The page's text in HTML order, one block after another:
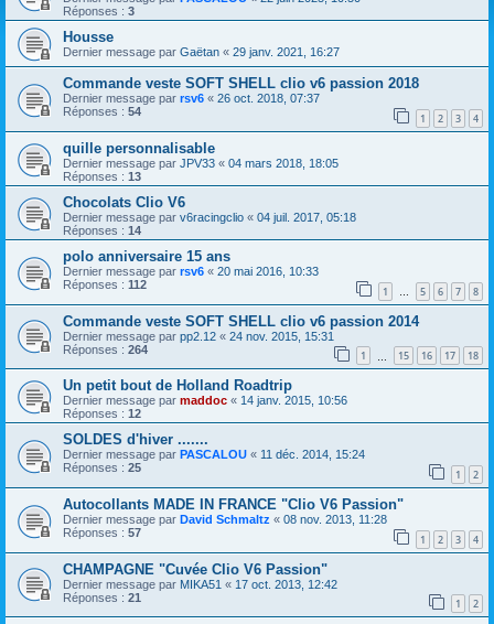
Réponses : 3
Housse
Dernier message par Gaëtan « 29 janv. 2021, 16:27
Commande veste SOFT SHELL clio v6 passion 2018
Dernier message par rsv6 « 26 oct. 2018, 07:37
Réponses : 54 1 2 3 4
quille personnalisable
Dernier message par JPV33 « 04 mars 2018, 18:05
Réponses : 13
Chocolats Clio V6
Dernier message par v6racingclio « 04 juil. 2017, 05:18
Réponses : 14
polo anniversaire 15 ans
Dernier message par rsv6 « 20 mai 2016, 10:33
Réponses : 112 1 … 5 6 7 8
Commande veste SOFT SHELL clio v6 passion 2014
Dernier message par pp2.12 « 24 nov. 2015, 15:31
Réponses : 264 1 15 16 17 18
Un petit bout de Holland Roadtrip
Dernier message par maddoc « 14 janv. 2015, 10:56
Réponses : 12
SOLDES d'hiver .......
Dernier message par PASCALOU « 11 déc. 2014, 15:24
Réponses : 25 1 2
Autocollants MADE IN FRANCE "Clio V6 Passion"
Dernier message par David Schmaltz « 08 nov. 2013, 11:28
Réponses : 57 1 2 3 4
CHAMPAGNE "Cuvée Clio V6 Passion"
Dernier message par MIKA51 « 17 oct. 2013, 12:42
Réponses : 21 1 2